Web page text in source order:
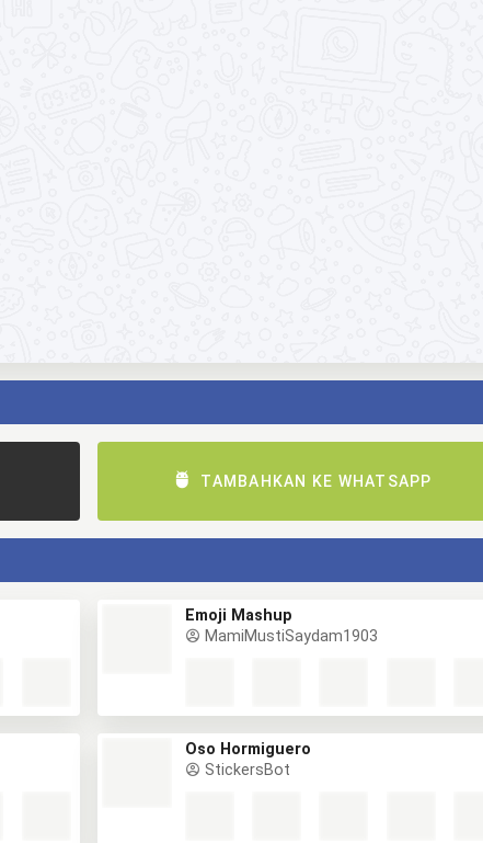
TAMBAHKAN KE WHATSAPP
Emoji Mashup
MamiMustiSaydam1903
Oso Hormiguero
StickersBot